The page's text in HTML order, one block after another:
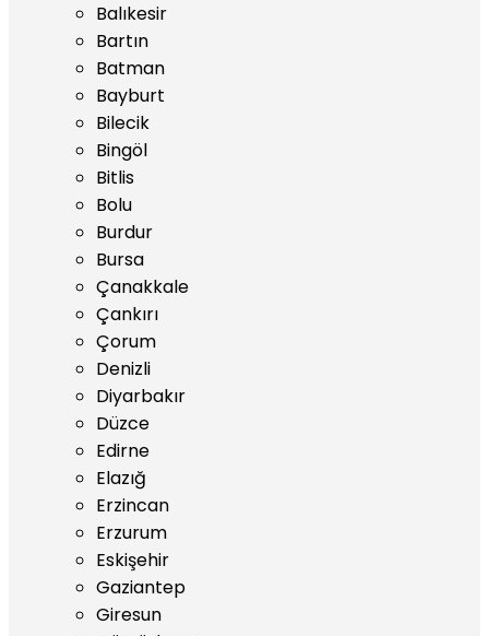
Balıkesir
Bartın
Batman
Bayburt
Bilecik
Bingöl
Bitlis
Bolu
Burdur
Bursa
Çanakkale
Çankırı
Çorum
Denizli
Diyarbakır
Düzce
Edirne
Elazığ
Erzincan
Erzurum
Eskişehir
Gaziantep
Giresun